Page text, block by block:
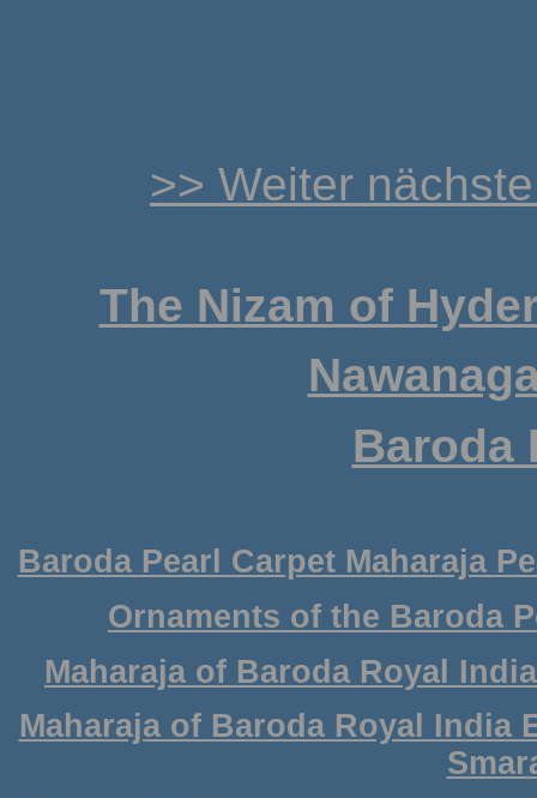
>> Weiter
The Nizam of
Baroda
Baroda Pearl Carpet Maharaja
Ornaments of the Baroda
Maharaja of Baroda Royal
Maharaja of Baroda Royal India